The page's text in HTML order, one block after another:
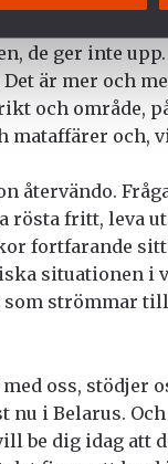
vapnet. För
de ger inte
är mer och
och område,
mataffärer och,
återvändo.
fritt, leva
fortfarande
situationen i
strömmar
oss, stödjer
nu i Belarus.
be dig idag att